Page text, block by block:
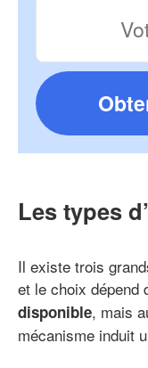
Les types
Il existe trois
et le choix dépend
disponible, mais
mécanisme induit